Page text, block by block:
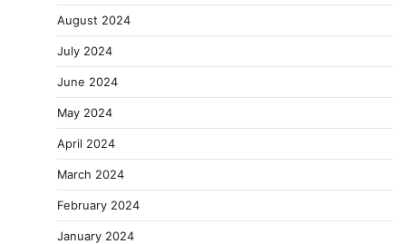
August 2024
July 2024
June 2024
May 2024
April 2024
March 2024
February 2024
January 2024